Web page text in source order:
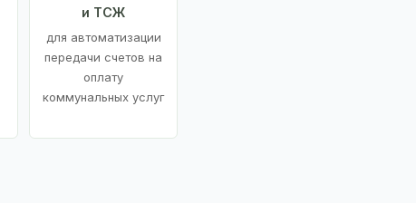
и ТСЖ
для автоматизации
передачи счетов на
оплату
коммунальных услуг